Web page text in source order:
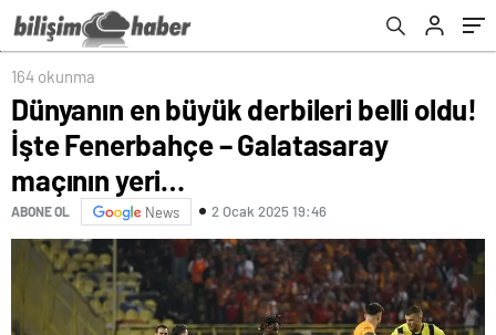
164 okunma
Dünyanın en büyük derbileri belli oldu!
İşte Fenerbahçe – Galatasaray
maçının yeri…
ABONE OL News 2 Ocak 2025 19:46